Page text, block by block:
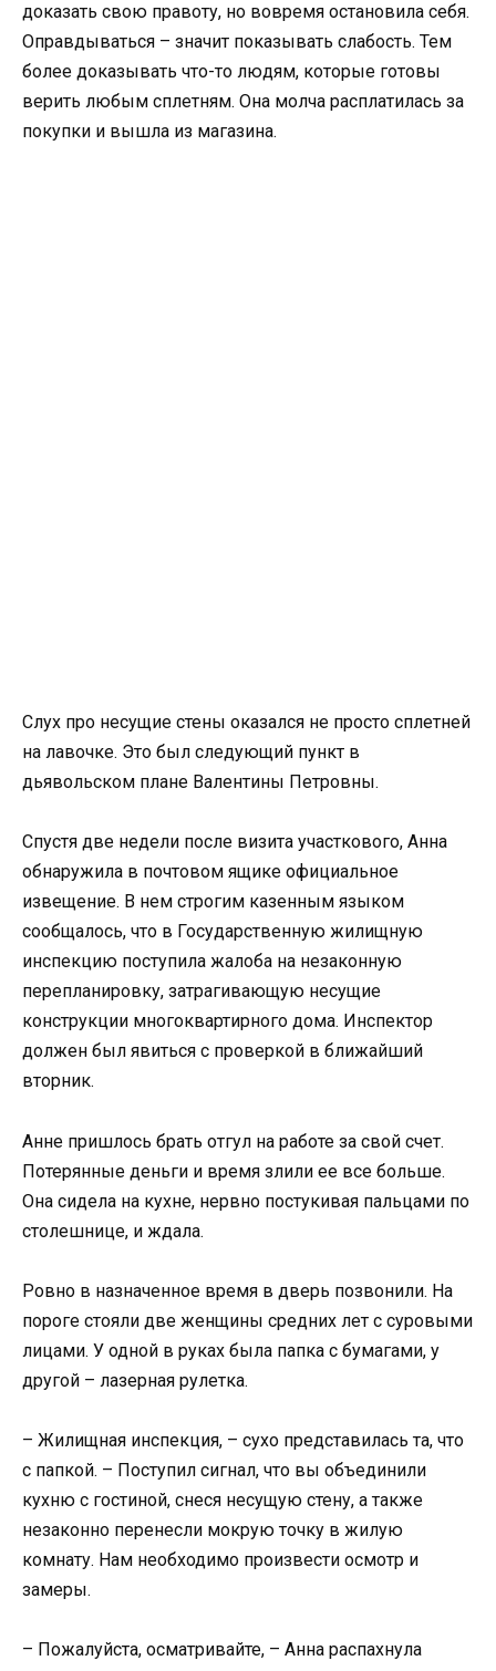
доказать свою правоту, но вовремя остановила себя.
Оправдываться – значит показывать слабость. Тем
более доказывать что-то людям, которые готовы
верить любым сплетням. Она молча расплатилась за
покупки и вышла из магазина.
Слух про несущие стены оказался не просто сплетней
на лавочке. Это был следующий пункт в
дьявольском плане Валентины Петровны.
Спустя две недели после визита участкового, Анна
обнаружила в почтовом ящике официальное
извещение. В нем строгим казенным языком
сообщалось, что в Государственную жилищную
инспекцию поступила жалоба на незаконную
перепланировку, затрагивающую несущие
конструкции многоквартирного дома. Инспектор
должен был явиться с проверкой в ближайший
вторник.
Анне пришлось брать отгул на работе за свой счет.
Потерянные деньги и время злили ее все больше.
Она сидела на кухне, нервно постукивая пальцами по
столешнице, и ждала.
Ровно в назначенное время в дверь позвонили. На
пороге стояли две женщины средних лет с суровыми
лицами. У одной в руках была папка с бумагами, у
другой – лазерная рулетка.
– Жилищная инспекция, – сухо представилась та, что
с папкой. – Поступил сигнал, что вы объединили
кухню с гостиной, снеся несущую стену, а также
незаконно перенесли мокрую точку в жилую
комнату. Нам необходимо произвести осмотр и
замеры.
– Пожалуйста, осматривайте, – Анна распахнула